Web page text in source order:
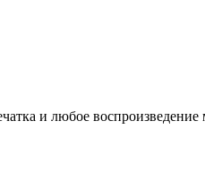
и любое